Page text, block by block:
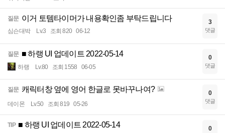
질문 이거 토템타이머가 내용확인좀 부탁드립니다
심슨대박 Lv.3 조회 820 06-12
3
댓글
질문 ■ 하랭 UI 업데이트 2022-05-14
하랭 Lv.80 조회 1558 06-05
0
댓글
질문 캐릭터창 옆에 영어 한글로 못바꾸나여?
데이몬 Lv.50 조회 819 05-26
0
댓글
TIP ■ 하랭 UI 업데이트 2022-05-14 0